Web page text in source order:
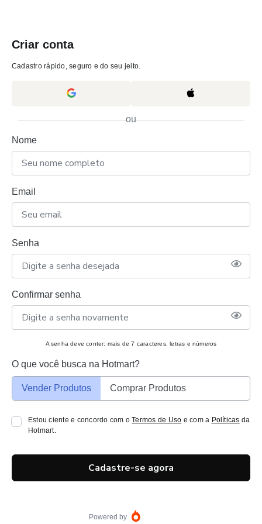
Criar conta
Cadastro rápido, seguro e do seu jeito.
ou
Nome
Email
Senha
Confirmar senha
A senha deve conter: mais de 7 caracteres, letras e números
O que você busca na Hotmart?
Vender Produtos Comprar Produtos
Estou ciente e concordo com oTermos de Uso e com a Políticas da
Hotmart.
Cadastre-se agora
Powered by